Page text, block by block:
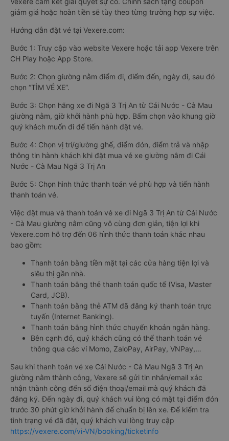
giảm giá hoặc hoàn tiền sẽ tùy theo từng trường hợp sự việc.
Hướng dẫn đặt vé tại Vexere.com:
Bước 1: Truy cập vào website Vexere hoặc tải app Vexere trên
CH Play hoặc App Store.
Bước 2: Chọn giường nằm điểm đi, điểm đến, ngày đi, sau đó
chọn “TÌM VÉ XE”.
Bước 3: Chọn hãng xe đi Ngã 3 Trị An từ Cái Nước - Cà Mau
giường nằm, giờ khởi hành phù hợp. Bấm chọn vào khung giờ
quý khách muốn đi để tiến hành đặt vé.
Bước 4: Chọn vị trí/giường ghế, điểm đón, điểm trả và nhập
thông tin hành khách khi đặt mua vé xe giường nằm đi Cái
Nước - Cà Mau Ngã 3 Trị An
Bước 5: Chọn hình thức thanh toán vé phù hợp và tiến hành
thanh toán vé.
Việc đặt mua và thanh toán vé xe đi Ngã 3 Trị An từ Cái Nước
- Cà Mau giường nằm cũng vô cùng đơn giản, tiện lợi khi
Vexere.com hỗ trợ đến 06 hình thức thanh toán khác nhau
bao gồm:
Thanh toán bằng tiền mặt tại các cửa hàng tiện lợi và
siêu thị gần nhà.
Thanh toán bằng thẻ thanh toán quốc tế (Visa, Master
Card, JCB).
Thanh toán bằng thẻ ATM đã đăng ký thanh toán trực
tuyến (Internet Banking).
Thanh toán bằng hình thức chuyển khoản ngân hàng.
Bên cạnh đó, quý khách cũng có thể thanh toán vé
thông qua các ví Momo, ZaloPay, AirPay, VNPay,…
Sau khi thanh toán vé xe Cái Nước - Cà Mau Ngã 3 Trị An
giường nằm thành công, Vexere sẽ gửi tin nhắn/email xác
nhận thành công đến số điện thoại/email mà quý khách đã
đăng ký. Đến ngày đi, quý khách vui lòng có mặt tại điểm đón
trước 30 phút giờ khởi hành để chuẩn bị lên xe. Để kiểm tra
tình trạng vé đã đặt, quý khách vui lòng truy cập
https://vexere.com/vi-VN/booking/ticketinfo